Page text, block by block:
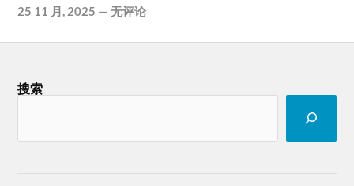
25 11 月, 2025 —无评论
搜索